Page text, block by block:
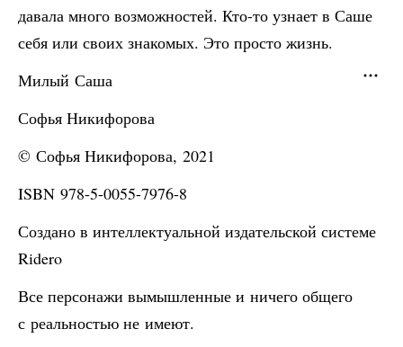
давала много возможностей. Кто-то узнает в Саше
себя или своих знакомых. Это просто жизнь.
Милый Саша
Софья Никифорова
© Софья Никифорова, 2021
ISBN 978-5-0055-7976-8
Создано в интеллектуальной издательской системе
Ridero
Все персонажи вымышленные и ничего общего
с реальностью не имеют.